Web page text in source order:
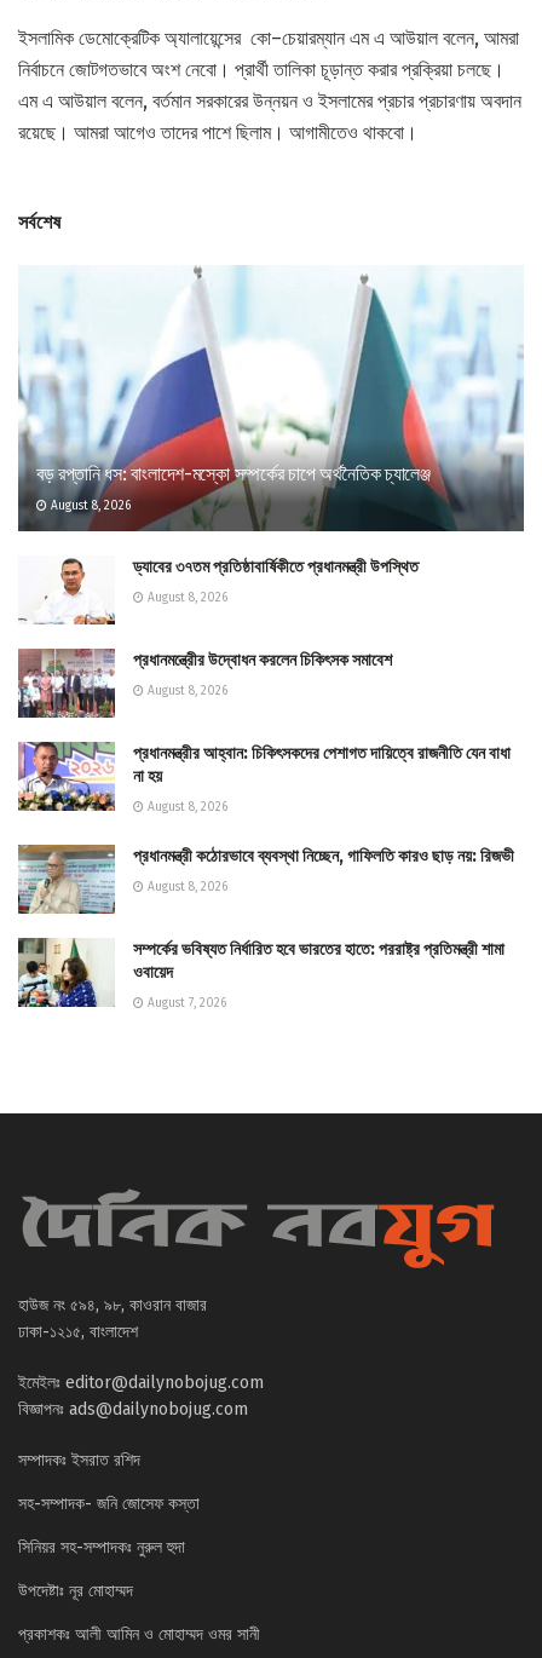
ইসলামিক ডেমোক্রেটিক অ্যালায়েন্সের কো–চেয়ারম্যান এম এ আউয়াল বলেন, আমরা
নির্বাচনে জোটগতভাবে অংশ নেবো। প্রার্থী তালিকা চূড়ান্ত করার প্রক্রিয়া চলছে।
এম এ আউয়াল বলেন, বর্তমান সরকারের উন্নয়ন ও ইসলামের প্রচার প্রচারণায় অবদান
রয়েছে। আমরা আগেও তাদের পাশে ছিলাম। আগামীতেও থাকবো।
সর্বশেষ
বড় রপ্তানি ধস: বাংলাদেশ-মস্কো সম্পর্কের চাপে অর্থনৈতিক চ্যালেঞ্জ
August 8, 2026
ড্যাবের ৩৭তম প্রতিষ্ঠাবার্ষিকীতে প্রধানমন্ত্রী উপস্থিত
August 8, 2026
প্রধানমন্ত্রীের উদ্বোধন করলেন চিকিৎসক সমাবেশ
August 8, 2026
প্রধানমন্ত্রীর আহ্বান: চিকিৎসকদের পেশাগত দায়িত্বে রাজনীতি যেন বাধা
না হয়
August 8, 2026
প্রধানমন্ত্রী কঠোরভাবে ব্যবস্থা নিচ্ছেন, গাফিলতি কারও ছাড় নয়: রিজভী
August 8, 2026
সম্পর্কের ভবিষ্যত নির্ধারিত হবে ভারতের হাতে: পররাষ্ট্র প্রতিমন্ত্রী শামা
ওবায়েদ
August 7, 2026
হাউজ নং ৫৯৪, ৯৮, কাওরান বাজার
ঢাকা-১২১৫, বাংলাদেশ
ইমেইলঃ editor@dailynobojug.com
বিজ্ঞাপনঃ ads@dailynobojug.com
সম্পাদকঃ ইসরাত রশিদ
সহ-সম্পাদক- জনি জোসেফ কস্তা
সিনিয়র সহ-সম্পাদকঃ নুরুল হুদা
উপদেষ্টাঃ নূর মোহাম্মদ
প্রকাশকঃ আলী আমিন ও মোহাম্মদ ওমর সানী